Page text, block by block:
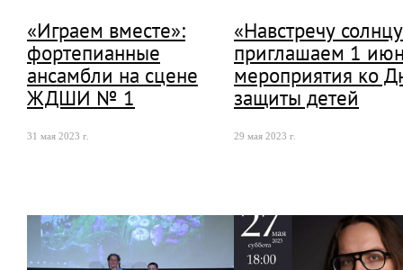
«Играем вместе»:
фортепианные
ансамбли на сцене
ЖДШИ № 1
31 мая 2023 г.
«Навстречу
приглашаем 1
мероприятия ко
защиты детей
29 мая 2023 г.